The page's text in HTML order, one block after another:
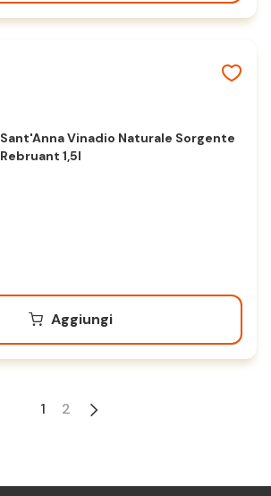
Sant'Anna Vinadio Naturale Sorgente
Rebruant 1,5l
Aggiungi
1 2